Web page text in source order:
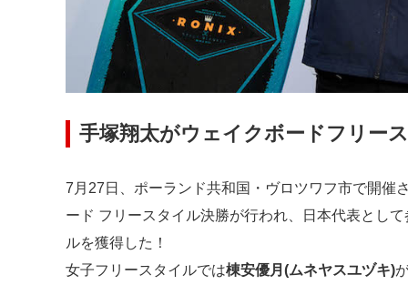
手塚翔太がウェイクボードフリー
7月27日、ポーランド共和国・ヴロツワフ市で開催
ード フリースタイル決勝が行われ、日本代表とし
ルを獲得した！
女子フリースタイルでは棟安優月(ムネヤスユヅキ)